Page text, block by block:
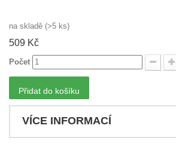
na skladě (>5 ks)
509 Kč
Počet
Přidat do košíku
VÍCE INFORMACÍ